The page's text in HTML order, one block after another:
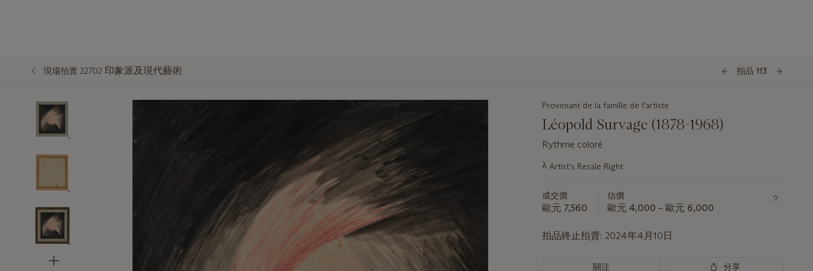
現場拍賣 22702 印象派及現代藝術 拍品 113
Provenant de la famille de l'artiste
Léopold Survage (1878-1968)
Rythme coloré
關
此
拍
品
要
λ Artist's Resale Right
成交價
歐元 7,560
估價
歐元 4,000 – 歐元 6,000
拍品終止拍賣: 2024年4月10日
關注 分享